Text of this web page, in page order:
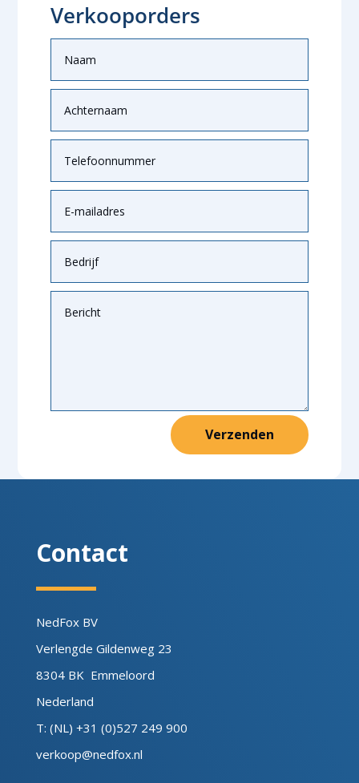
Verkooporders
Verzenden
Contact
NedFox BV
Verlengde Gildenweg 23
8304 BK Emmeloord
Nederland
T: (NL) +31 (0)527 249 900
verkoop@nedfox.nl